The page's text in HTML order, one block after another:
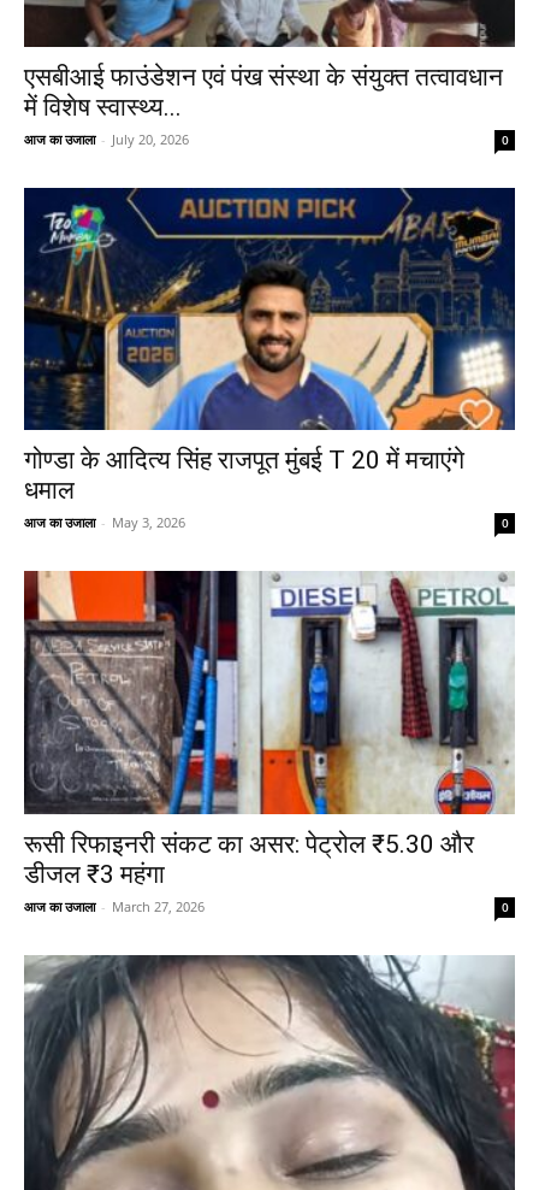
एसबीआई फाउंडेशन एवं पंख संस्था के संयुक्त तत्वावधान
में विशेष स्वास्थ्य...
आज का उजाला - July 20, 2026 0
गोण्डा के आदित्य सिंह राजपूत मुंबई T 20 में मचाएंगे
धमाल
आज का उजाला - May 3, 2026 0
रूसी रिफाइनरी संकट का असर: पेट्रोल ₹5.30 और
डीजल ₹3 महंगा
आज का उजाला - March 27, 2026 0